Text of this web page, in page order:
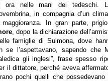
ora nelle mani dei tedeschi.
in compagnia d’un
In gran parte,
, dopo la dichiarazione
famiglie di Sulmona, dove
se l’aspettavano, sapendo che
gli inglesi”, frase spesso
il dittatore, perché aveva
pochi quelli che possedevano